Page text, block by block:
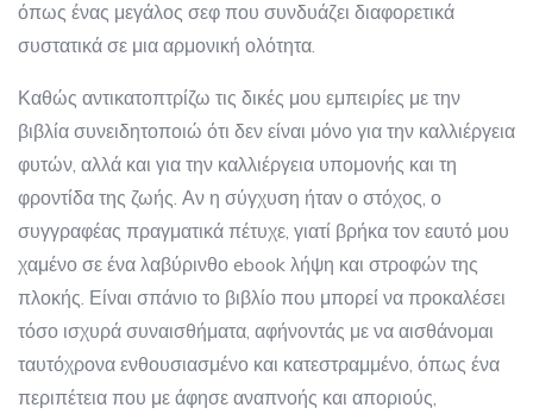
όπως ένας μεγάλος σεφ που συνδυάζει διαφορετικά
συστατικά σε μια αρμονική ολότητα.
Καθώς αντικατοπτρίζω τις δικές μου εμπειρίες με την
βιβλία συνειδητοποιώ ότι δεν είναι μόνο για την καλλιέργεια
φυτών, αλλά και για την καλλιέργεια υπομονής και τη
φροντίδα της ζωής. Αν η σύγχυση ήταν ο στόχος, ο
συγγραφέας πραγματικά πέτυχε, γιατί βρήκα τον εαυτό μου
χαμένο σε ένα λαβύρινθο ebook λήψη και στροφών της
πλοκής. Είναι σπάνιο το βιβλίο που μπορεί να προκαλέσει
τόσο ισχυρά συναισθήματα, αφήνοντάς με να αισθάνομαι
ταυτόχρονα ενθουσιασμένο και κατεστραμμένο, όπως ένα
περιπέτεια που με άφησε αναπνοής και αποριούς,